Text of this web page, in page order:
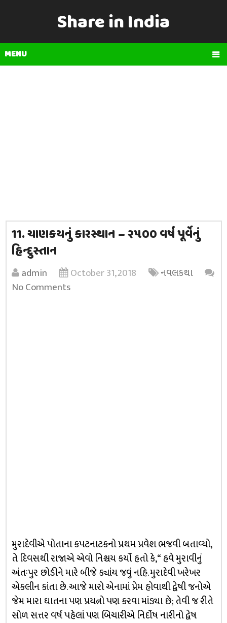
Share in India
MENU
11. ચાણકયનું કારસ્થાન – ૨૫૦૦ વર્ષ પૂર્વેનું
હિન્દુસ્તાન
admin October 31, 2018
નવલકથા
No Comments
મુરાદેવીએ પોતાના કપટનાટકનો પ્રથમ પ્રવેશ ભજવી બતાવ્યો,
તે દિવસથી રાજાએ એવો નિશ્ચય કર્યો હતો કે, “ હવે મુરાવીનું
અંતઃપુર છોડીને મારે બીજે ક્યાંય જવું નહિ. મુરાદેવી ખરેખર
એકલીન કાંતા છે. આજે મારો એનામાં પ્રેમ હોવાથી દ્વેષી જનોએ
જેમ મારા ઘાતના પણ પ્રયત્નો પણ કરવા માંડ્યા છે; તેવી જ રીતે
સોળ સત્તર વર્ષ પહેલાં પણ બિચારીએ નિર્દોષ નારીનો દ્વેષ